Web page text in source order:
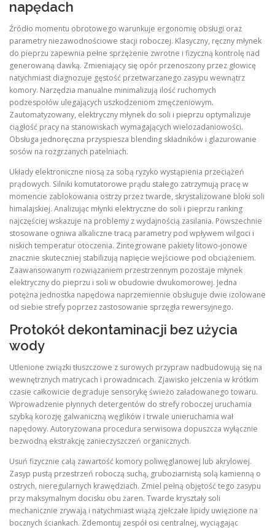
napędach
Źródło momentu obrotowego warunkuje ergonomię obsługi oraz
parametry niezawodnościowe stacji roboczej. Klasyczny, ręczny młynek
do pieprzu zapewnia pełne sprzężenie zwrotne i fizyczną kontrolę nad
generowaną dawką. Zmieniający się opór przenoszony przez głowicę
natychmiast diagnozuje gęstość przetwarzanego zasypu wewnątrz
komory. Narzędzia manualne minimalizują ilość ruchomych
podzespołów ulegających uszkodzeniom zmęczeniowym.
Zautomatyzowany, elektryczny młynek do soli i pieprzu optymalizuje
ciągłość pracy na stanowiskach wymagających wielozadaniowości.
Obsługa jednoręczna przyspiesza blending składników i glazurowanie
sosów na rozgrzanych patelniach.
Układy elektroniczne niosą za sobą ryzyko wystąpienia przeciążeń
prądowych. Silniki komutatorowe prądu stałego zatrzymują pracę w
momencie zablokowania ostrzy przez twarde, skrystalizowane bloki soli
himalajskiej. Analizując młynki elektryczne do soli i pieprzu ranking
najczęściej wskazuje na problemy z wydajnością zasilania. Powszechnie
stosowane ogniwa alkaliczne tracą parametry pod wpływem wilgoci i
niskich temperatur otoczenia. Zintegrowane pakiety litowo-jonowe
znacznie skuteczniej stabilizują napięcie wejściowe pod obciążeniem.
Zaawansowanym rozwiązaniem przestrzennym pozostaje młynek
elektryczny do pieprzu i soli w obudowie dwukomorowej. Jedna
potężna jednostka napędowa naprzemiennie obsługuje dwie izolowane
od siebie strefy poprzez zastosowanie sprzęgła rewersyjnego.
Protokół dekontaminacji bez użycia
wody
Utlenione związki tłuszczowe z surowych przypraw nadbudowują się na
wewnętrznych matrycach i prowadnicach. Zjawisko jełczenia w krótkim
czasie całkowicie degraduje sensorykę świeżo załadowanego towaru.
Wprowadzenie płynnych detergentów do strefy roboczej uruchamia
szybką korozję galwaniczną węglików i trwale unieruchamia wał
napędowy. Autoryzowana procedura serwisowa dopuszcza wyłącznie
bezwodną ekstrakcję zanieczyszczeń organicznych.
Usuń fizycznie całą zawartość komory poliwęglanowej lub akrylowej.
Zasyp pustą przestrzeń roboczą suchą, gruboziarnistą solą kamienną o
ostrych, nieregularnych krawędziach. Zmiel pełną objętość tego zasypu
przy maksymalnym docisku obu żaren. Twarde kryształy soli
mechanicznie zrywają i natychmiast wiążą zjełczałe lipidy uwięzione na
bocznych ściankach. Zdemontuj zespół osi centralnej, wyciągając